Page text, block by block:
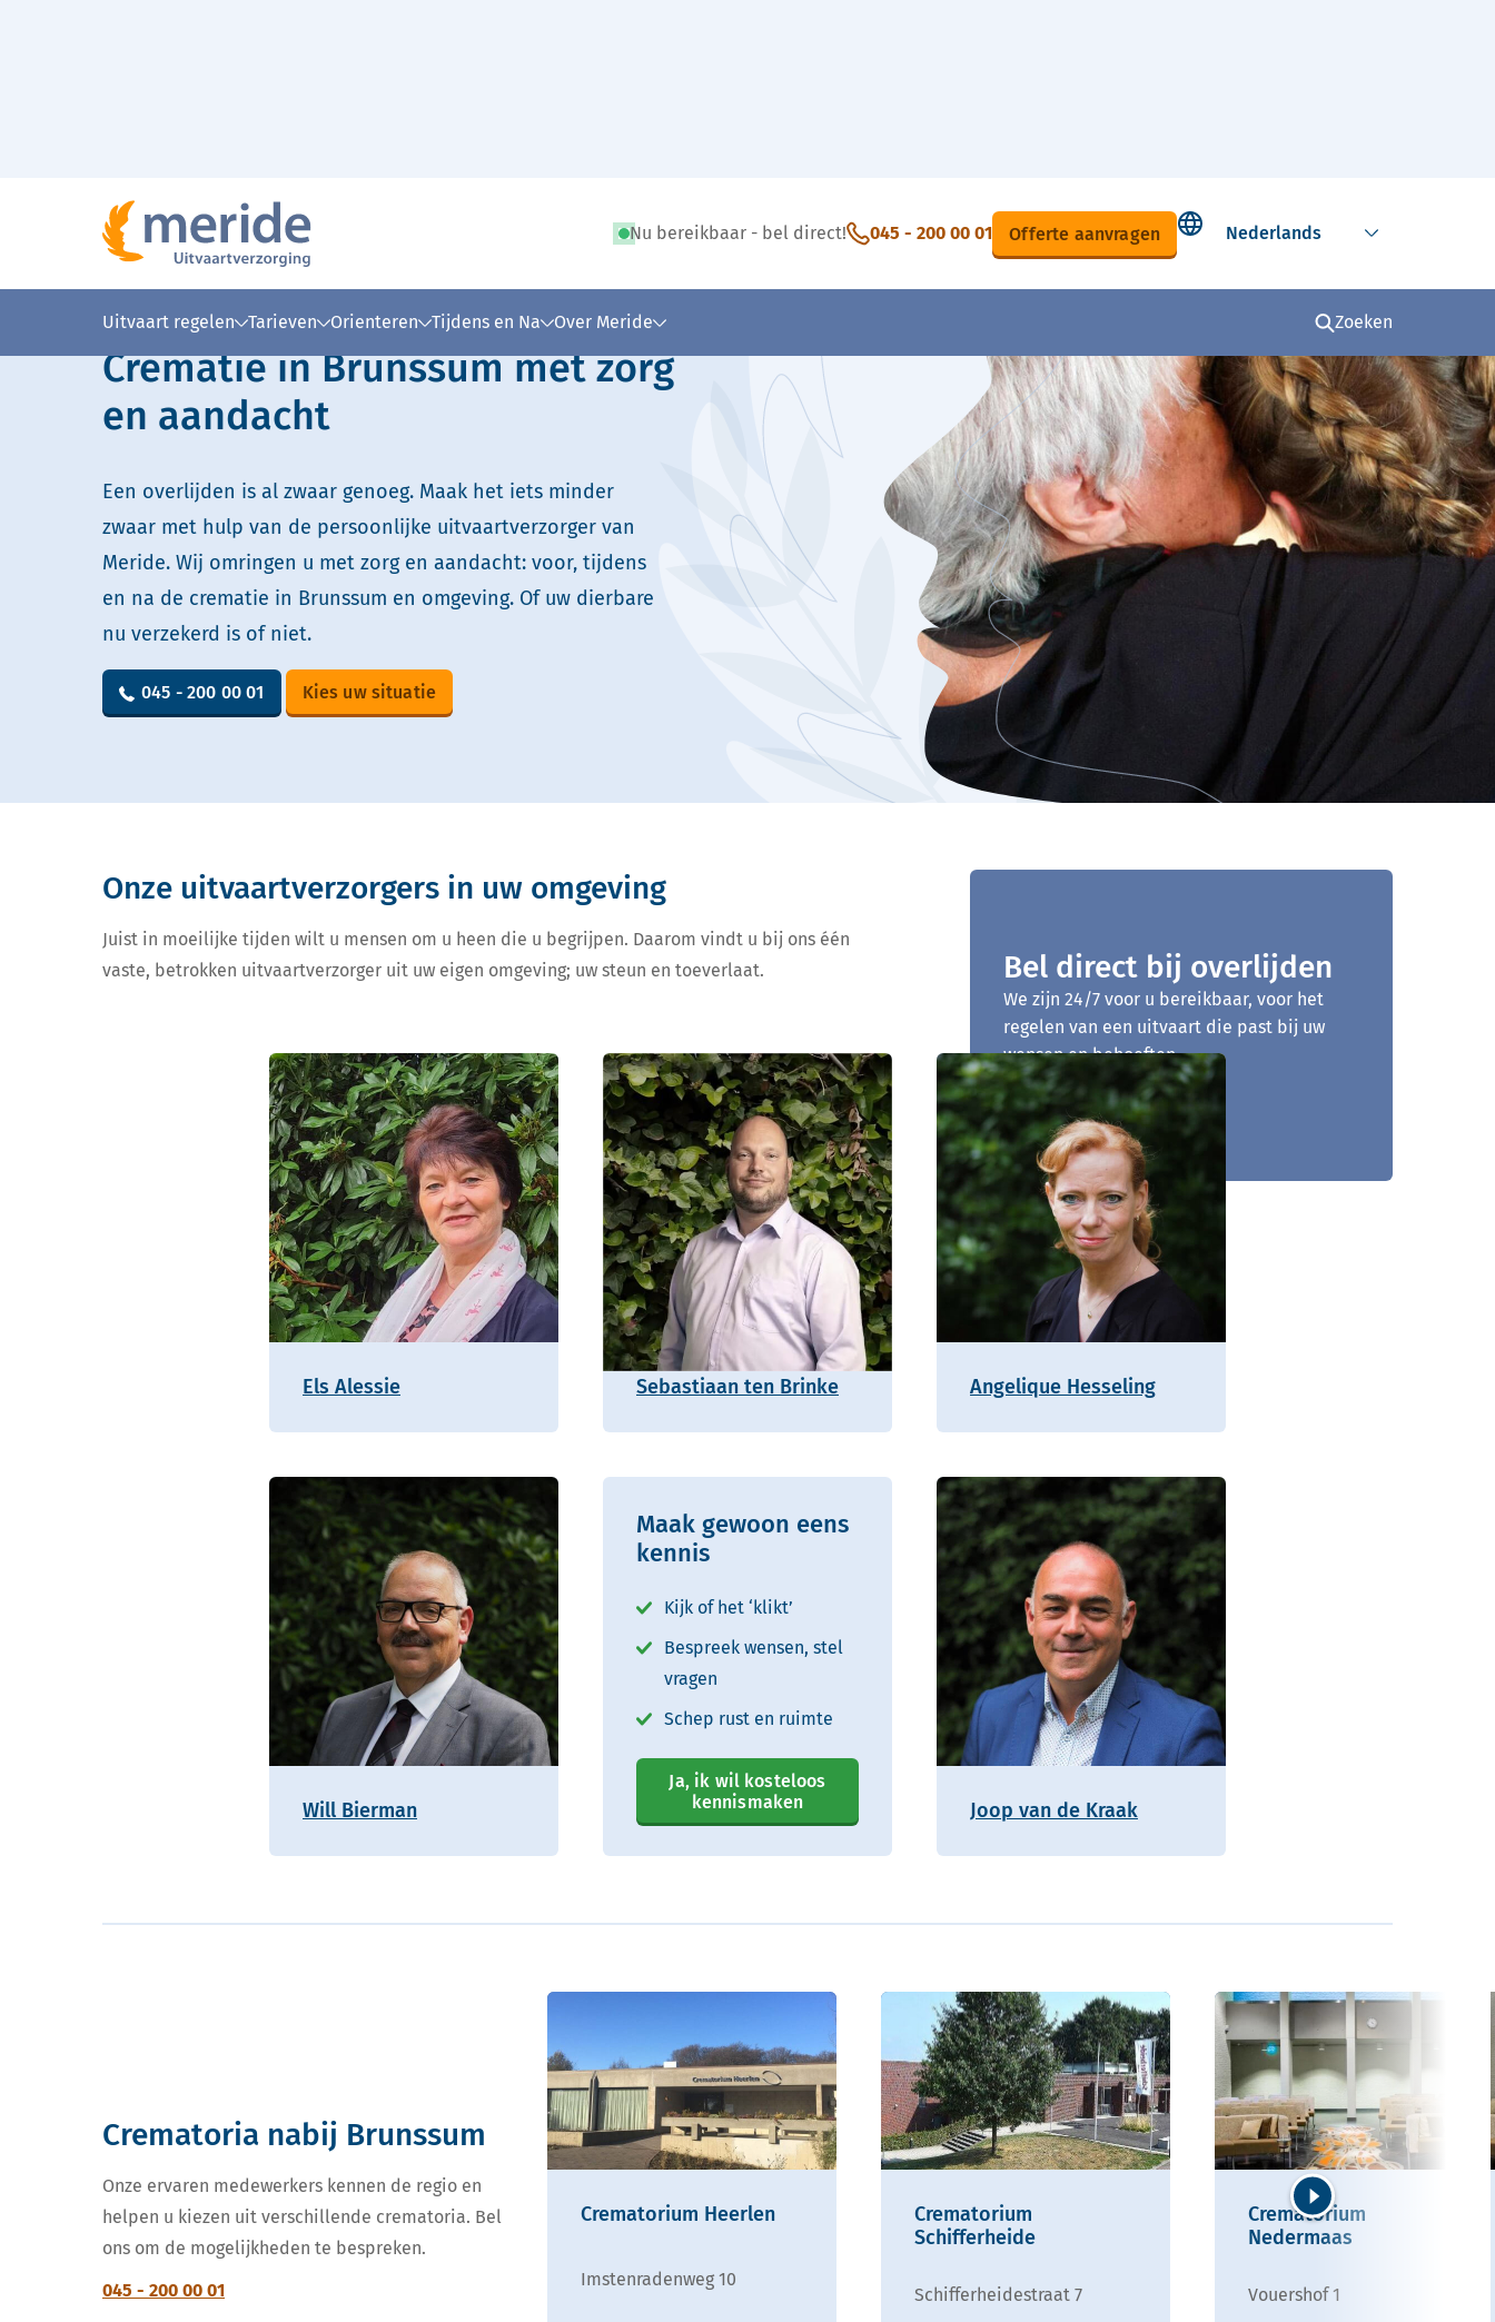
Nu bereikbaar - bel direct! 045 - 200 00 01 Offerte aanvragen
Select language
Uitvaart regelen Tarieven Orienteren Tijdens en Na Over Meride Zoeken
Lees voor Uitleg woorden Simpele tekst
Crematie in Brunssum met zorg
en aandacht
Een overlijden is al zwaar genoeg. Maak het iets minder
zwaar met hulp van de persoonlijke uitvaartverzorger van
Meride. Wij omringen u met zorg en aandacht: voor, tijdens
en na de crematie in Brunssum en omgeving. Of uw dierbare
nu verzekerd is of niet.
045 - 200 00 01 Kies uw situatie
Bel direct bij overlijden
We zijn 24/7 voor u bereikbaar, voor het
regelen van een uitvaart die past bij uw
wensen en behoeften.
045 - 200 00 01
Onze uitvaartverzorgers in uw omgeving
Juist in moeilijke tijden wilt u mensen om u heen die u begrijpen. Daarom vindt u bij ons één
vaste, betrokken uitvaartverzorger uit uw eigen omgeving; uw steun en toeverlaat.
Els Alessie Sebastiaan ten Brinke Angelique Hesseling
Will Bierman
Maak gewoon eens
kennis
Kijk of het ‘klikt’
Bespreek wensen, stel
vragen
Schep rust en ruimte
Ja, ik wil kosteloos
kennismaken
Joop van de Kraak
Crematoria nabij Brunssum
Onze ervaren medewerkers kennen de regio en
helpen u kiezen uit verschillende crematoria. Bel
ons om de mogelijkheden te bespreken.
045 - 200 00 01
Crematorium Heerlen
Imstenradenweg 10
Crematorium
Schifferheide
Schifferheidestraat 7
Crematorium
Nedermaas
Vouershof 1
Volgende